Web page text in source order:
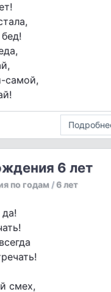
самой,
6 лет
по годам /6 лет
да!
смех,